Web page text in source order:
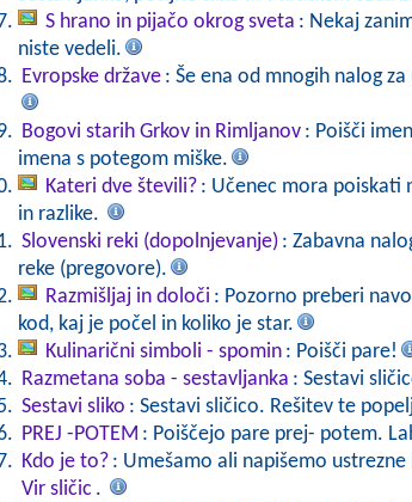
S hrano in pijačo okrog sveta : Nekaj
niste vedeli.
Evropske države : Še ena od mnogih nalog
Bogovi starih Grkov in Rimljanov : Poišči
imena s potegom miške.
Kateri dve števili? : Učenec mora poiskati
in razlike.
Slovenski reki (dopolnjevanje) : Zabavna
reke (pregovore).
Razmišljaj in določi : Pozorno preberi
kod, kaj je počel in koliko je star.
Kulinarični simboli - spomin : Poišči pare!
Razmetana soba - sestavljanka : Sestavi
Sestavi sliko : Sestavi sličico. Rešitev te
PREJ -POTEM : Poiščejo pare prej- potem.
Kdo je to? : Umešamo ali napišemo
Vir sličic .